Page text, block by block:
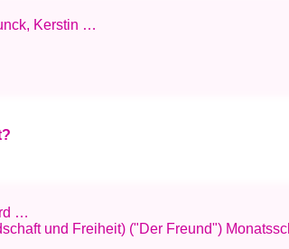
Kerstin …
…
und Freiheit) ("Der Freund")